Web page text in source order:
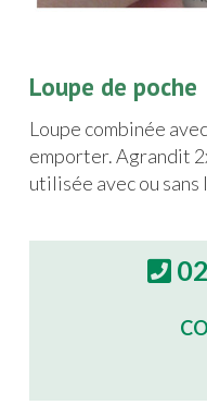
Loupe de poche
Loupe combinée
emporter. Agrandit
utilisée avec ou sans